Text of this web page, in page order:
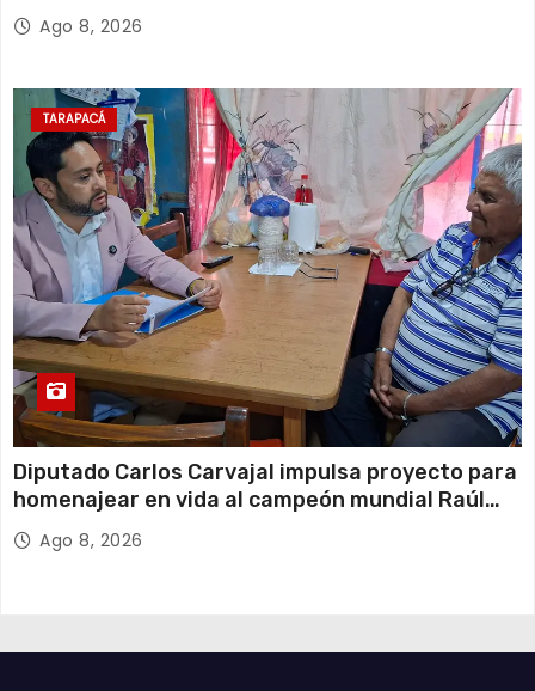
Ago 8, 2026
TARAPACÁ
Diputado Carlos Carvajal impulsa proyecto para
homenajear en vida al campeón mundial Raúl
Choque
Ago 8, 2026